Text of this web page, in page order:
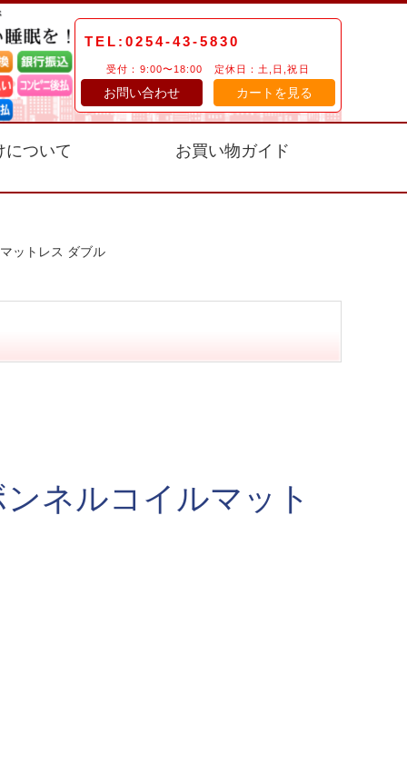
TEL:0254-43-5830
受付：9:00〜18:00 定休日：土,日,祝日
お問い合わせ カートを見る
について お買い物ガイド
ットレス ダブル
ネルコイルマット